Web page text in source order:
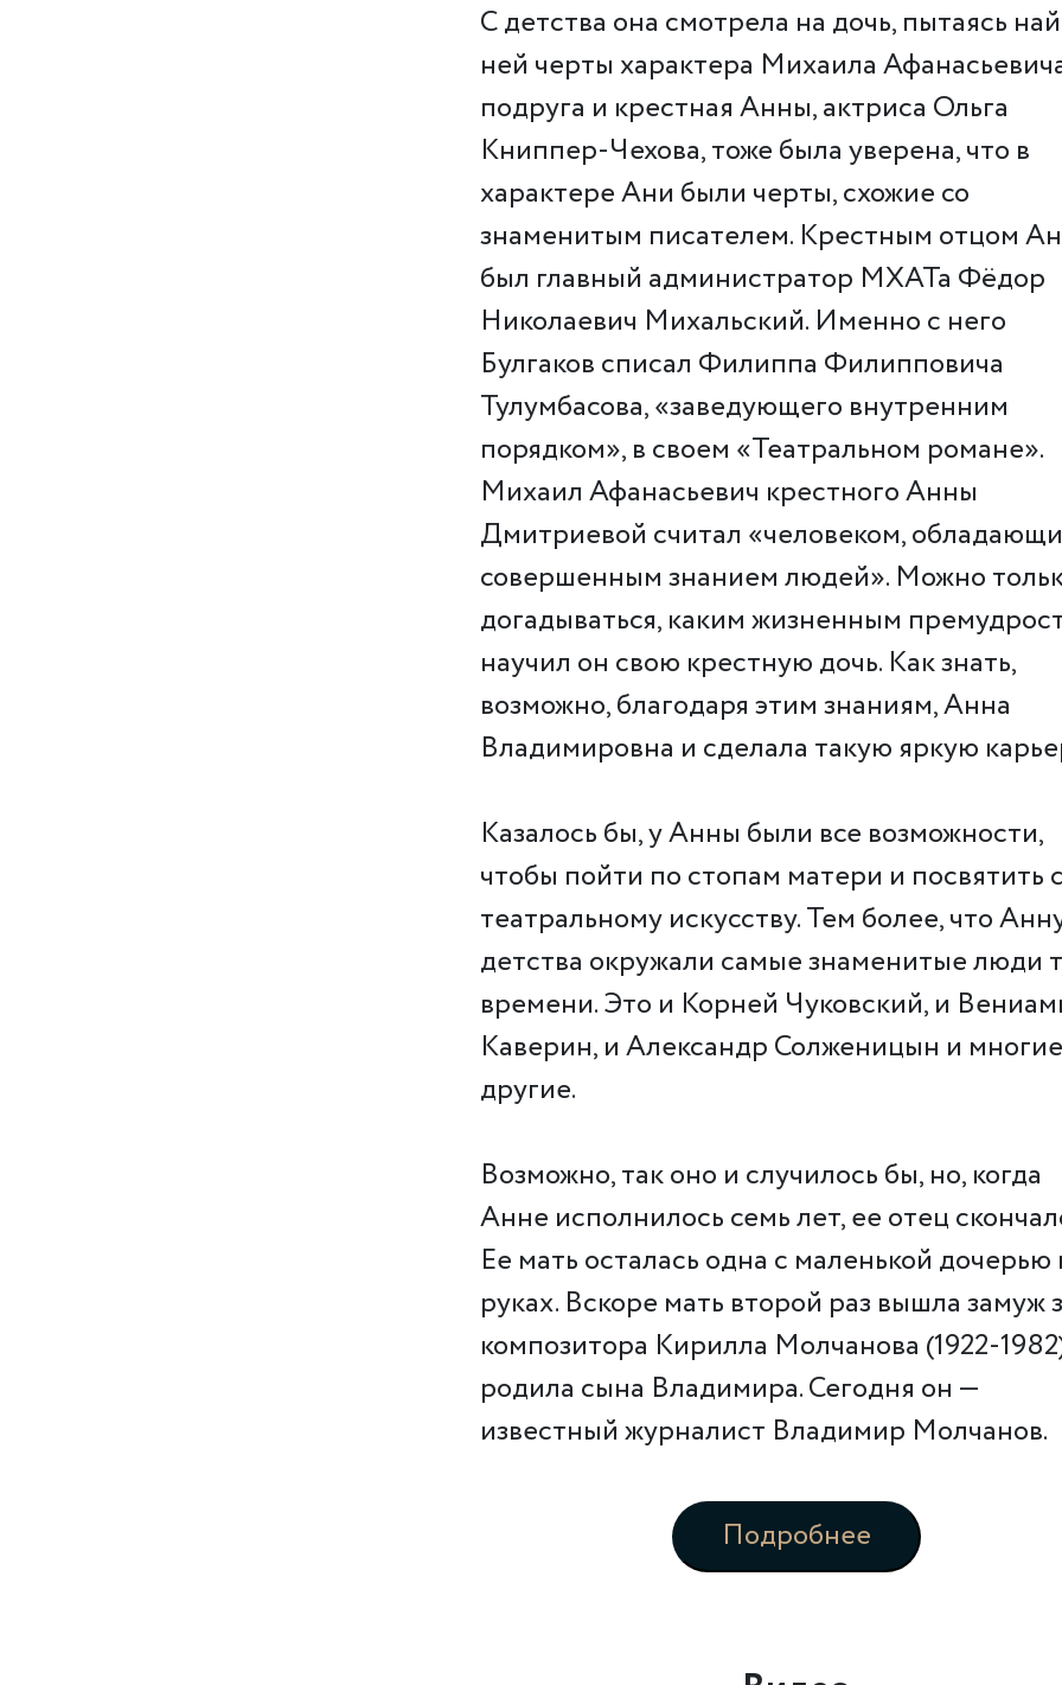
С детства она смотрела на дочь, пытаясь
ней черты характера Михаила
подруга и крестная Анны, актриса Ольга
Книппер-Чехова, тоже была уверена, что в
характере Ани были черты, схожие со
знаменитым писателем. Крестным отцом
был главный администратор МХАТа Фёдор
Николаевич Михальский. Именно с него
Булгаков списал Филиппа Филипповича
Тулумбасова, «заведующего внутренним
порядком», в своем «Театральном романе».
Михаил Афанасьевич крестного Анны
Дмитриевой считал «человеком,
совершенным знанием людей». Можно
догадываться, каким жизненным
научил он свою крестную дочь. Как знать,
возможно, благодаря этим знаниям, Анна
Владимировна и сделала такую яркую
Казалось бы, у Анны были все возможности,
чтобы пойти по стопам матери и посвятить
театральному искусству. Тем более, что
детства окружали самые знаменитые люди
времени. Это и Корней Чуковский, и
Каверин, и Александр Солженицын и многие
другие.
Возможно, так оно и случилось бы, но, когда
Анне исполнилось семь лет, ее отец
Ее мать осталась одна с маленькой дочерью
руках. Вскоре мать второй раз вышла замуж
композитора Кирилла Молчанова (1922-
родила сына Владимира. Сегодня он —
известный журналист Владимир Молчанов.
Подробнее